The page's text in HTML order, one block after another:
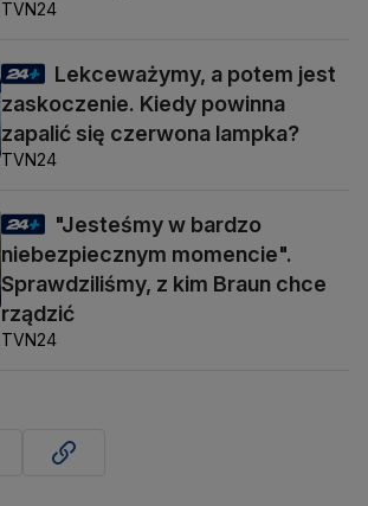
TVN24
Lekceważymy, a potem jest
zaskoczenie. Kiedy powinna
zapalić się czerwona lampka?
TVN24
"Jesteśmy w bardzo
niebezpiecznym momencie".
Sprawdziliśmy, z kim Braun chce
rządzić
TVN24